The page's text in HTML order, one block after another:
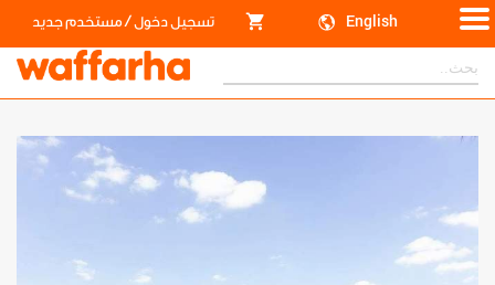
English تسجيل دخول/مستخدم جديد